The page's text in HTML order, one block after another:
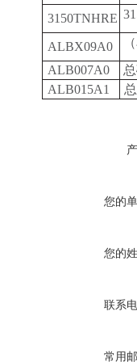
3150TNHRE
ALBX09A0
ALB007A0
ALB015A1
您的
您的
联系
常用